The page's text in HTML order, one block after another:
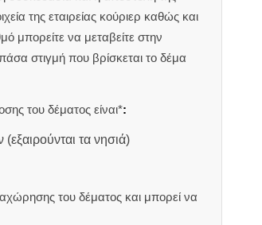
της εταιρείας κούριερ καθώς και
μπορείτε να μεταβείτε στην
στιγμή που βρίσκεται το δέμα
του δέματος είναι*:
τα νησιά)
του δέματος και μπορεί να